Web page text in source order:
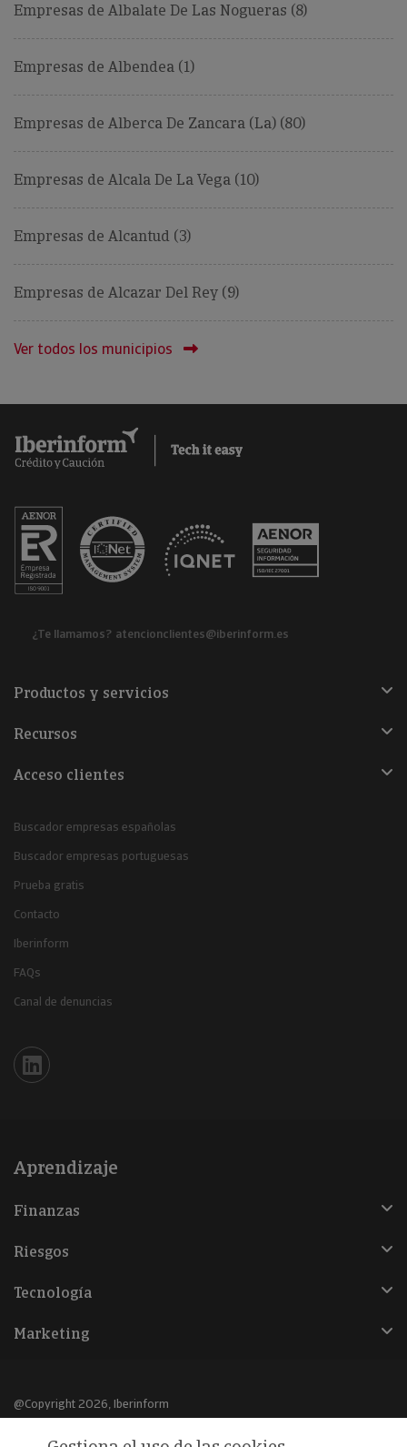
Empresas de Albalate De Las Nogueras (8)
Empresas de Albendea (1)
Empresas de Alberca De Zancara (La) (80)
Empresas de Alcala De La Vega (10)
Empresas de Alcantud (3)
Empresas de Alcazar Del Rey (9)
Ver todos los municipios
¿Te llamamos? atencionclientes@iberinform.es
Productos y servicios
Recursos
Acceso clientes
Buscador empresas españolas
Buscador empresas portuguesas
Prueba gratis
Contacto
Iberinform
FAQs
Canal de denuncias
Iberinform en Linkedin
Aprendizaje
Finanzas
Riesgos
Tecnología
Marketing
@Copyright 2026, Iberinform